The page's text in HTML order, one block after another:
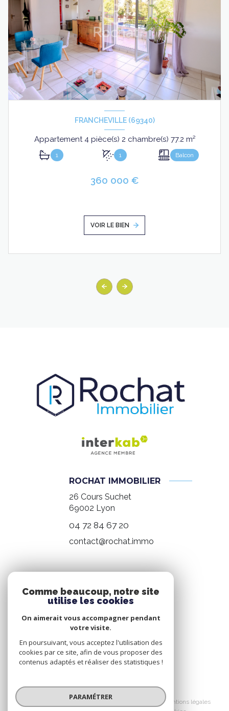
FRANCHEVILLE (69340)
Appartement 4 pièce(s) 2 chambre(s) 77.2 m²
1 1 Balcon
360 000 €
VOIR LE BIEN
ROCHAT IMMOBILIER
26 Cours Suchet
69002 Lyon
04 72 84 67 20
contact@rochat.immo
Nous suivre
© 2026 | Tous droits réservés
Mentions légales
Comme beaucoup, notre site
utilise les cookies
On aimerait vous accompagner pendant
votre visite.
En poursuivant, vous acceptez l'utilisation des
cookies par ce site, afin de vous proposer des
contenus adaptés et réaliser des statistiques !
PARAMÉTRER